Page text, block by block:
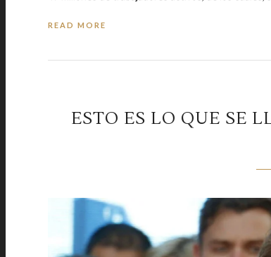
READ MORE
ESTO ES LO QUE SE